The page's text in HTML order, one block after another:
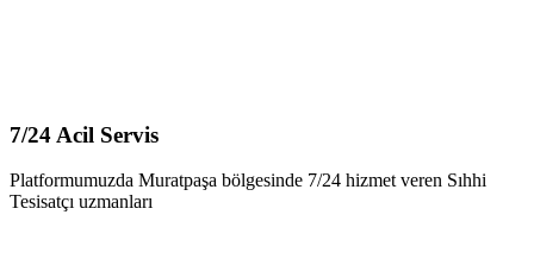
7/24 Acil Servis
Platformumuzda Muratpaşa bölgesinde 7/24 hizmet veren Sıhhi
Tesisatçı uzmanları